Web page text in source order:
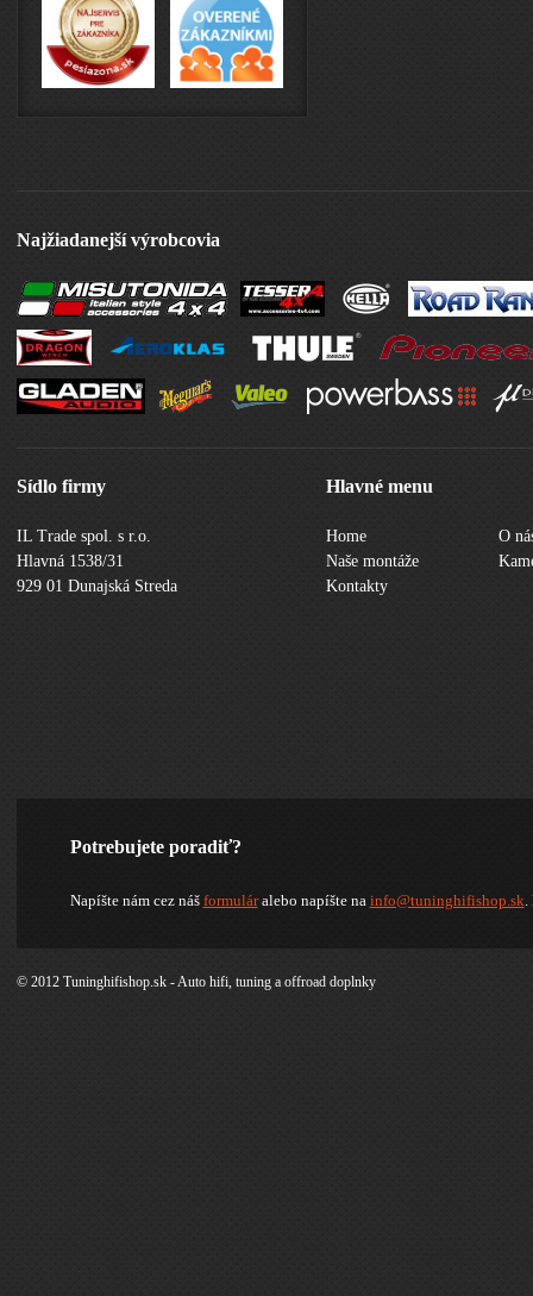
Najžiadanejší výrobcovia
Sídlo firmy
IL Trade spol. s r.o.
Hlavná 1538/31
929 01 Dunajská Streda
Hlavné menu
Home
O
Naše montáže
Kontakty
Potrebujete poradiť?
Napíšte nám cez náš formuláralebo napíšte na info@tuninghifishop.sk.
© 2012 Tuninghifishop.sk - Auto hifi, tuning a offroad doplnky